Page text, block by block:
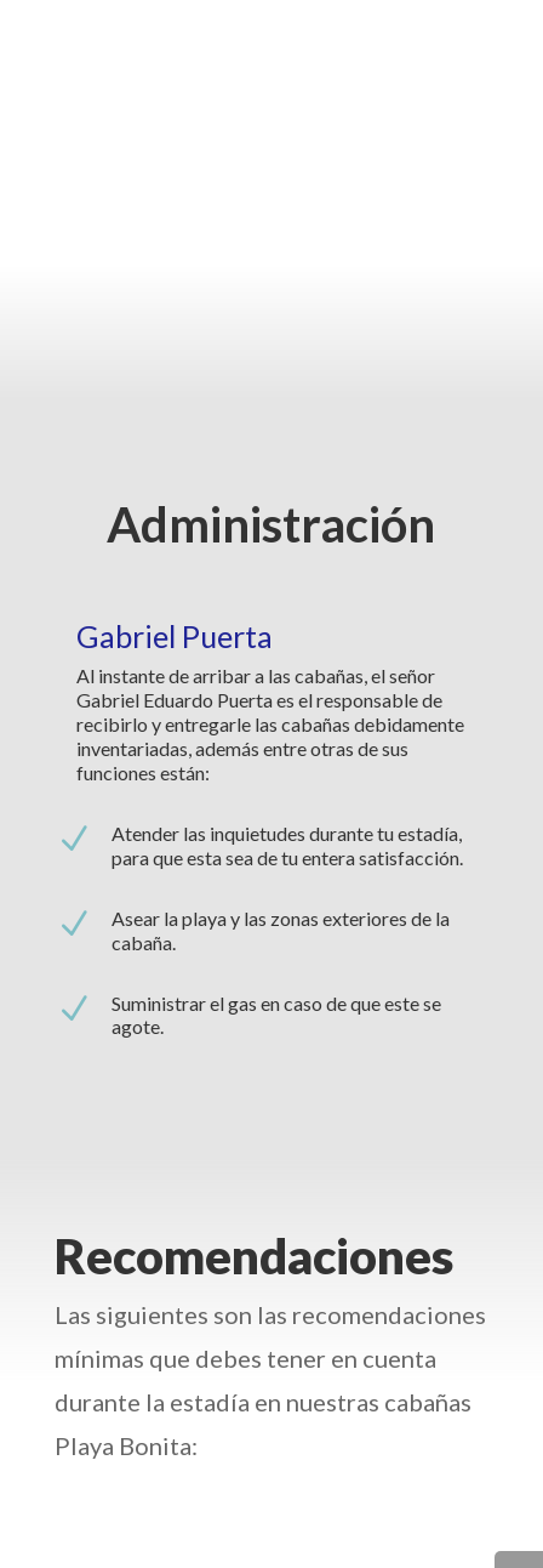
Administración
Gabriel Puerta
Al instante de arribar a las cabañas, el señor
Gabriel Eduardo Puerta es el responsable de
recibirlo y entregarle las cabañas debidamente
inventariadas, además entre otras de sus
funciones están:
N
Atender las inquietudes durante tu estadía,
para que esta sea de tu entera satisfacción.
N
Asear la playa y las zonas exteriores de la
cabaña.
N
Suministrar el gas en caso de que este se
agote.
Recomendaciones
Las siguientes son las recomendaciones
mínimas que debes tener en cuenta
durante la estadía en nuestras cabañas
Playa Bonita: